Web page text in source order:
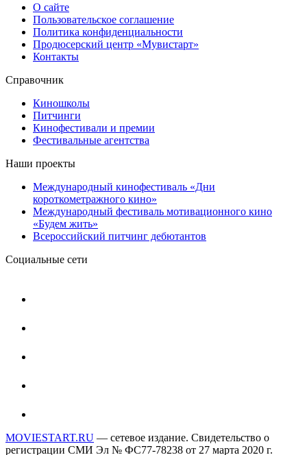
О сайте
Пользовательское соглашение
Политика конфиденциальности
Продюсерский центр «Мувистарт»
Контакты
Справочник
Киношколы
Питчинги
Кинофестивали и премии
Фестивальные агентства
Наши проекты
Международный кинофестиваль «Дни
короткометражного кино»
Международный фестиваль мотивационного кино
«Будем жить»
Всероссийский питчинг дебютантов
Социальные сети
MOVIESTART.RU — сетевое издание. Свидетельство о
регистрации СМИ Эл № ФС77-78238 от 27 марта 2020 г.